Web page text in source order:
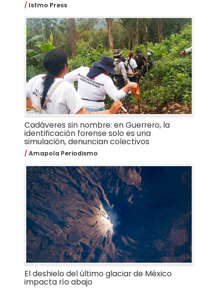
Istmo Press
Cadáveres sin nombre: en Guerrero, la
identificación forense solo es una
simulación, denuncian colectivos
Amapola Periodismo
El deshielo del último glaciar de México
impacta río abajo